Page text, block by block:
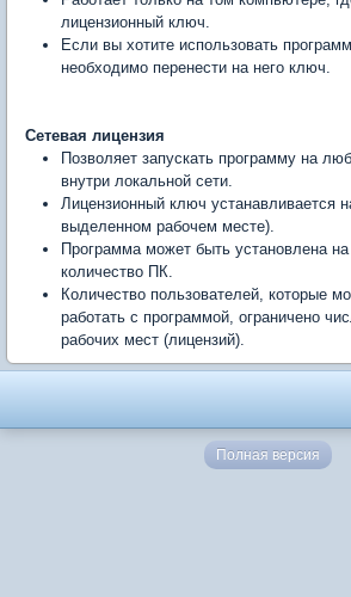
лицензионный ключ.
Если вы хотите использовать
необходимо перенести на него ключ.
Сетевая лицензия
Позволяет запускать программу на
внутри локальной сети.
Лицензионный ключ устанавливается
выделенном рабочем месте).
Программа может быть установлена на
количество ПК.
Количество пользователей, которые
работать с программой, ограничено
рабочих мест (лицензий).
Полная версия